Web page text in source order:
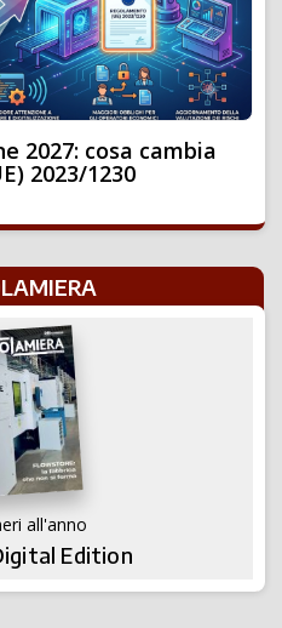
2027: cosa cambia
2023/1230
all'anno
Edition